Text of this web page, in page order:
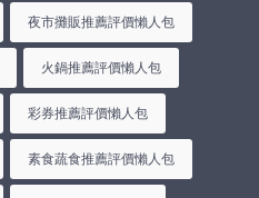
夜市攤販推薦評價懶人包
火鍋推薦評價懶人包
彩券推薦評價懶人包
素食蔬食推薦評價懶人包